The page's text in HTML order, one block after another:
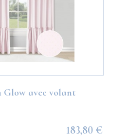
Glow avec volant
183,80 €